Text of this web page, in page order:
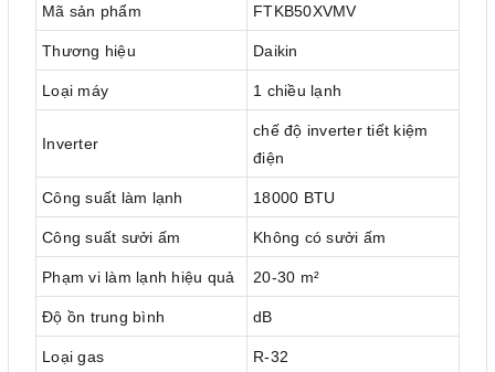
Mã sản phẩm FTKB50XVMV
Thương hiệu Daikin
Loại máy 1 chiều lạnh
Inverter
chế độ inverter tiết kiệm
điện
Công suất làm lạnh 18000 BTU
Công suất sưởi ấm Không có sưởi ấm
Phạm vi làm lạnh hiệu quả 20-30 m²
Độ ồn trung bình dB
Loại gas R-32